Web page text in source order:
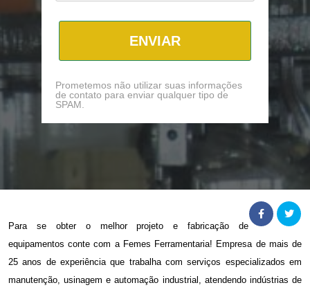
ENVIAR
Prometemos não utilizar suas informações
de contato para enviar qualquer tipo de
SPAM.
Para se obter o melhorprojeto e fabricação de
equipamentos conte com a Femes Ferramentaria! Empresa de mais de
25 anos de experiência que trabalha com serviços especializados em
manutenção, usinagem e automação industrial, atendendo indústrias de